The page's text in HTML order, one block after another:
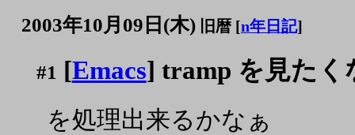
2003年10月09日(木) 旧暦 [n年日記]
#1 [Emacs] tramp を見たく
を処理出来るかなぁ